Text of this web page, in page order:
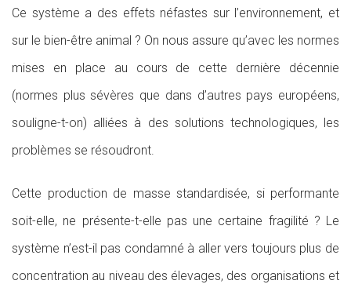
Ce système a des effets néfastes sur l’environnement, et
sur le bien-être animal ? On nous assure qu’avec les normes
mises en place au cours de cette dernière décennie
(normes plus sévères que dans d’autres pays européens,
souligne-t-on) alliées à des solutions technologiques, les
problèmes se résoudront.
Cette production de masse standardisée, si performante
soit-elle, ne présente-t-elle pas une certaine fragilité ? Le
système n’est-il pas condamné à aller vers toujours plus de
concentration au niveau des élevages, des organisations et